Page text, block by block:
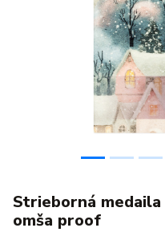
Strieborná medaila
omša proof